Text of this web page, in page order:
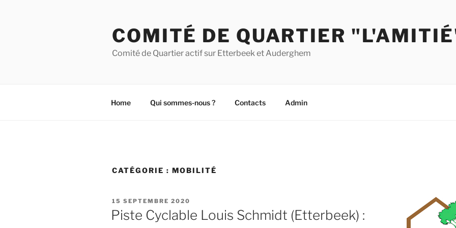
COMITÉ DE QUARTIER
Comité de Quartier actif sur Etterbeek et Auderghem
Home Qui sommes-nous ? Contacts Admin
CATÉGORIE : MOBILITÉ
PUBLIÉ
LE
15 SEPTEMBRE 2020
Piste Cyclable Louis Schmidt (Etterbeek) :